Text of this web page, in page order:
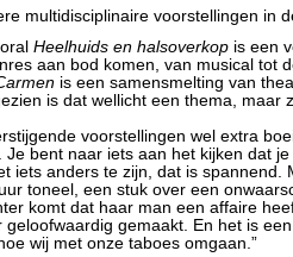
multidisciplinaire voorstellingen in
Heelhuids en halsoverkop is een
aan bod komen, van musical tot
is een samensmelting van
is dat wellicht een thema, maar
voorstellingen wel extra
Je bent naar iets aan het kijken dat
iets anders te zijn, dat is spannend.
toneel, een stuk over een
komt dat haar man een affaire
geloofwaardig gemaakt. En het is
wij met onze taboes omgaan.”